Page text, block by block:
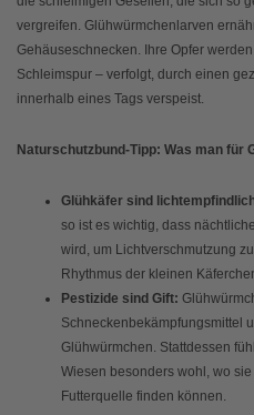
vergreifen. Glühwürmchenlarven
Gehäuseschnecken. Ihre Opfer
Schleimspur – verfolgt, durch einen
innerhalb eines Tags verspeist.
Naturschutzbund-Tipp: Was man für
Glühkäfer sind
so ist es wichtig, dass
wird, um Lichtverschmutzung
Rhythmus der kleinen
Pestizide sind Gift:
Schneckenbekämpfungsmittel
Glühwürmchen. Stattdessen
Wiesen besonders wohl, wo
Futterquelle finden können.